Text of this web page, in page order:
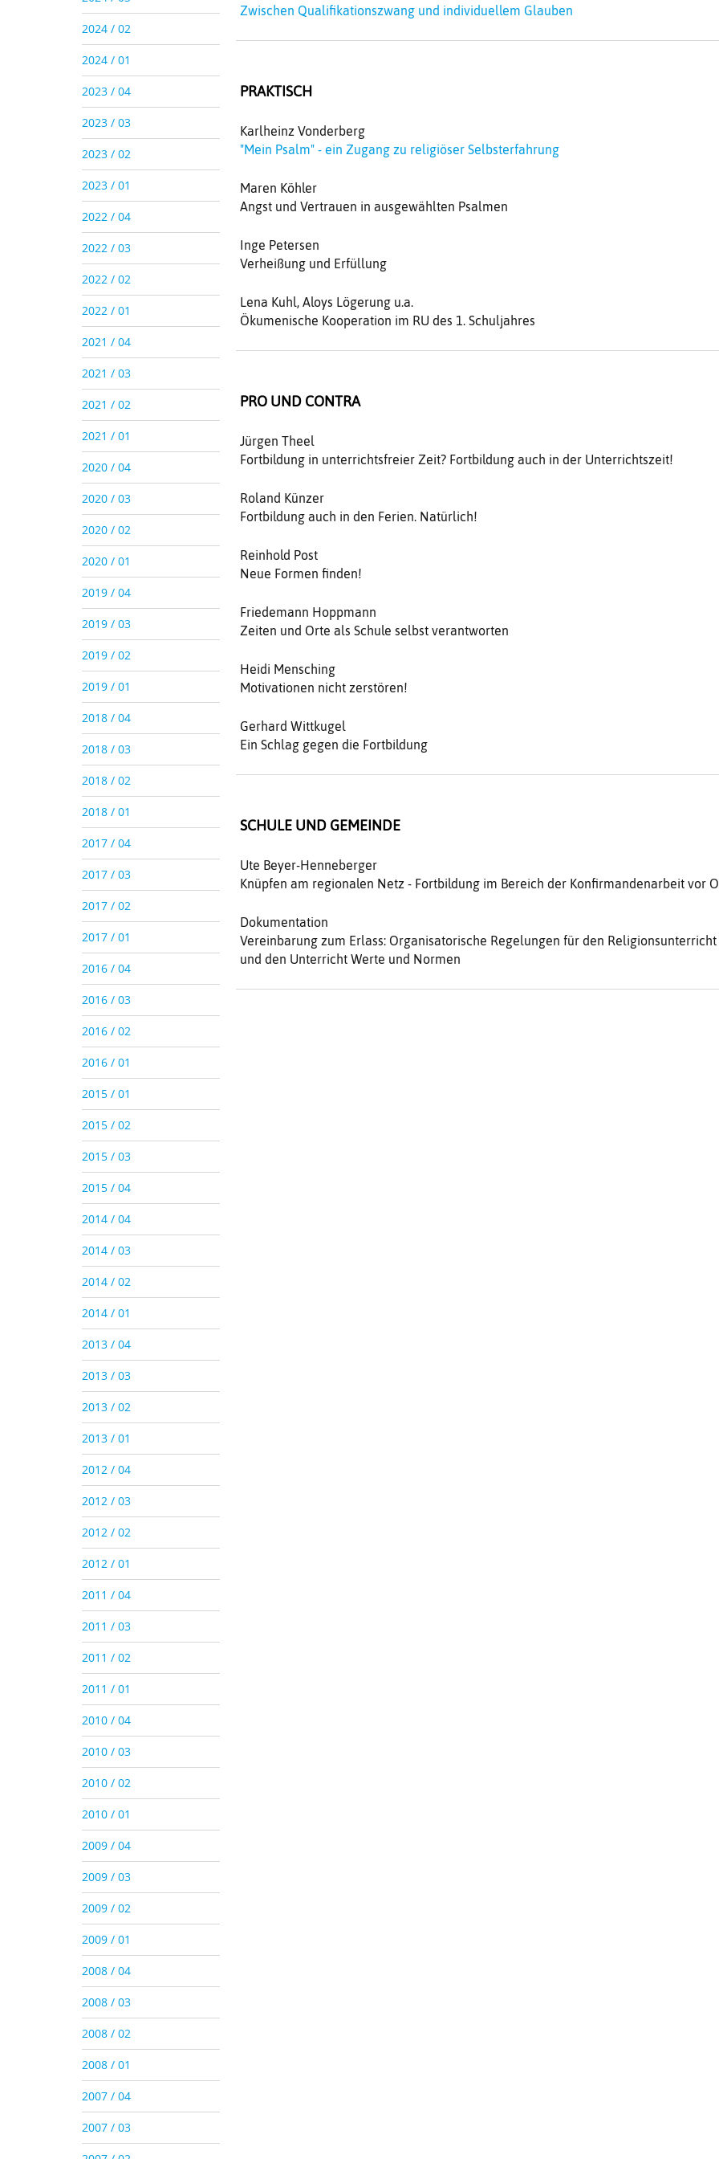
2024 / 02
2024 / 01
2023 / 04
2023 / 03
2023 / 02
2023 / 01
2022 / 04
2022 / 03
2022 / 02
2022 / 01
2021 / 04
2021 / 03
2021 / 02
2021 / 01
2020 / 04
2020 / 03
2020 / 02
2020 / 01
2019 / 04
2019 / 03
2019 / 02
2019 / 01
2018 / 04
2018 / 03
2018 / 02
2018 / 01
2017 / 04
2017 / 03
2017 / 02
2017 / 01
2016 / 04
2016 / 03
2016 / 02
2016 / 01
2015 / 01
2015 / 02
2015 / 03
2015 / 04
2014 / 04
2014 / 03
2014 / 02
2014 / 01
2013 / 04
2013 / 03
2013 / 02
2013 / 01
2012 / 04
2012 / 03
2012 / 02
2012 / 01
2011 / 04
2011 / 03
2011 / 02
2011 / 01
2010 / 04
2010 / 03
2010 / 02
2010 / 01
2009 / 04
2009 / 03
2009 / 02
2009 / 01
2008 / 04
2008 / 03
2008 / 02
2008 / 01
2007 / 04
2007 / 03
Zwischen Qualifikationszwang und individuellem Glauben
PRAKTISCH
Karlheinz Vonderberg
"Mein Psalm" - ein Zugang zu religiöser Selbsterfahrung
Maren Köhler
Angst und Vertrauen in ausgewählten Psalmen
Inge Petersen
Verheißung und Erfüllung
Lena Kuhl, Aloys Lögerung u.a.
Ökumenische Kooperation im RU des 1. Schuljahres
PRO UND CONTRA
Jürgen Theel
Fortbildung in unterrichtsfreier Zeit? Fortbildung auch in der Unterrichtszeit!
Roland Künzer
Fortbildung auch in den Ferien. Natürlich!
Reinhold Post
Neue Formen finden!
Friedemann Hoppmann
Zeiten und Orte als Schule selbst verantworten
Heidi Mensching
Motivationen nicht zerstören!
Gerhard Wittkugel
Ein Schlag gegen die Fortbildung
SCHULE UND GEMEINDE
Ute Beyer-Henneberger
Knüpfen am regionalen Netz - Fortbildung im Bereich der Konfirmandenarbeit vor
Dokumentation
Vereinbarung zum Erlass: Organisatorische Regelungen für den Religionsunterricht
und den Unterricht Werte und Normen